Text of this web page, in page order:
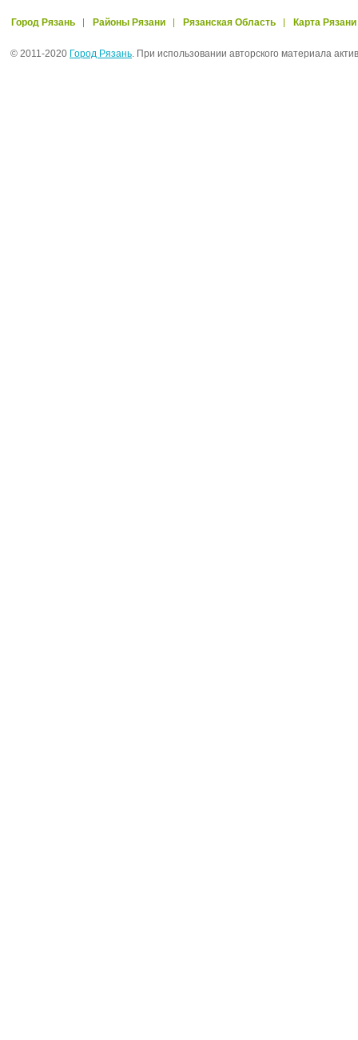
Город Рязань Районы Рязани Рязанская Область Карта Рязани
© 2011-2020 Город Рязань. При использовании авторского материала